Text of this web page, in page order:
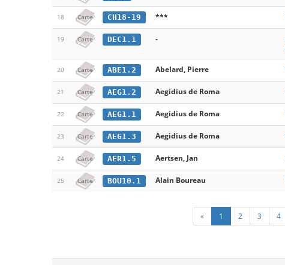
18 Carte CH18-19 ***
19 Carte DEC1.1 -
20 Carte ABE1.2 Abelard, Pierre
21 Carte AEG1.2 Aegidius de Roma
22 Carte AEG1.1 Aegidius de Roma
23 Carte AEG1.3 Aegidius de Roma
24 Carte AER1.5 Aertsen, Jan
25 Carte BOU10.1 Alain Boureau
« 1 2 3 4